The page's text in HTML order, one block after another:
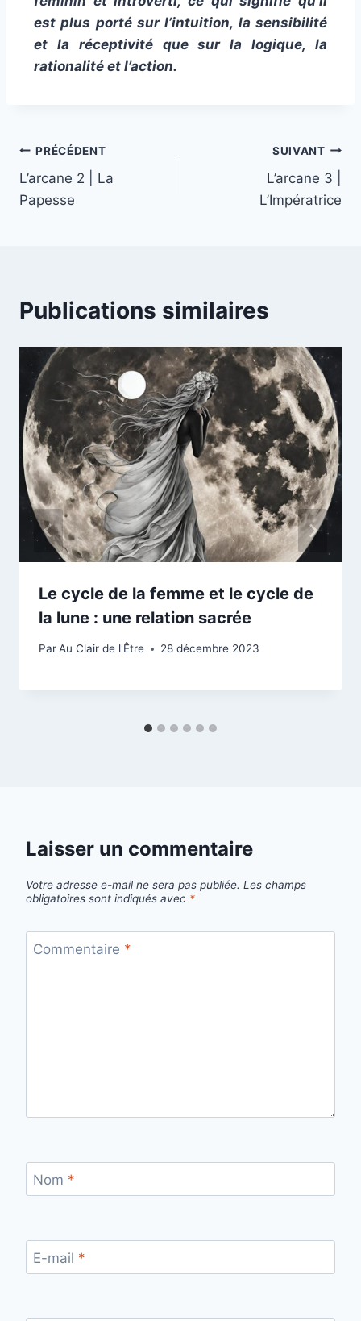
est plus porté sur l’intuition, la sensibilité
et la réceptivité que sur la logique, la
rationalité et l’action.
PRÉCÉDENT
L’arcane 2 | La
Papesse
SUIVANT
L’arcane 3 |
L’Impératrice
Publications similaires
Le cycle de la femme et le cycle de
la lune : une relation sacrée
ParAu Clair de l'Être 28 décembre 2023
Laisser un commentaire
Votre adresse e-mail ne sera pas publiée. Les champs
obligatoires sont indiqués avec *
Commentaire *
Nom *
E-mail *